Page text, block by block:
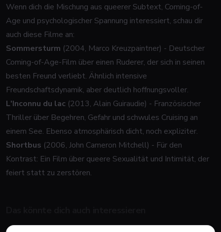
Wenn dich die Mischung aus queerer Subtext, Coming-of-
Age und psychologischer Spannung interessiert, schau dir
auch diese Filme an:
Sommersturm (2004, Marco Kreuzpaintner) - Deutscher
Coming-of-Age-Film über einen Ruderer, der sich in seinen
besten Freund verliebt. Ähnlich intensive
Freundschaftsdynamik, aber deutlich hoffnungsvoller.
L'Inconnu du lac (2013, Alain Guiraudie) - Französischer
Thriller über Begehren, Gefahr und schwules Cruising an
einem See. Ebenso atmosphärisch dicht, noch expliziter.
Shortbus (2006, John Cameron Mitchell) - Für den
Kontrast: Ein Film über queere Sexualität und Intimität, der
feiert statt zu zerstören.